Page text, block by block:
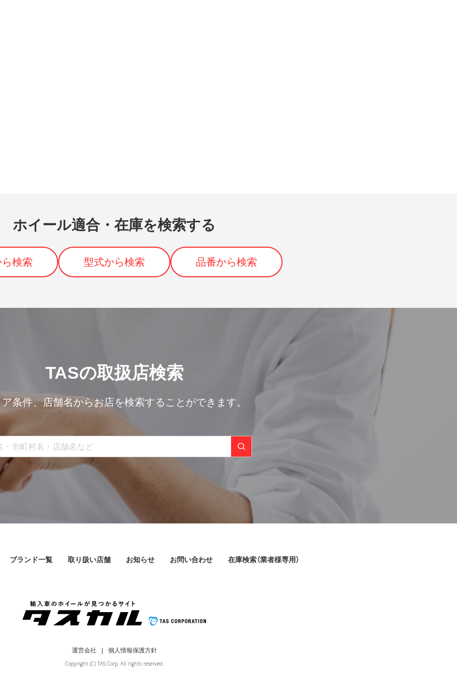
ホイール適合・在庫を検索する
検索 型式から検索 品番から検索
TASの取扱店検索
条件、店舗名からお店を検索することができます。
ブランド一覧 取り扱い店舗 お知らせ お問い合わせ 在庫検索（業者様専用）
運営会社
個人情報保護方針
Copyright (C) TAS Corp. All rights reserved.